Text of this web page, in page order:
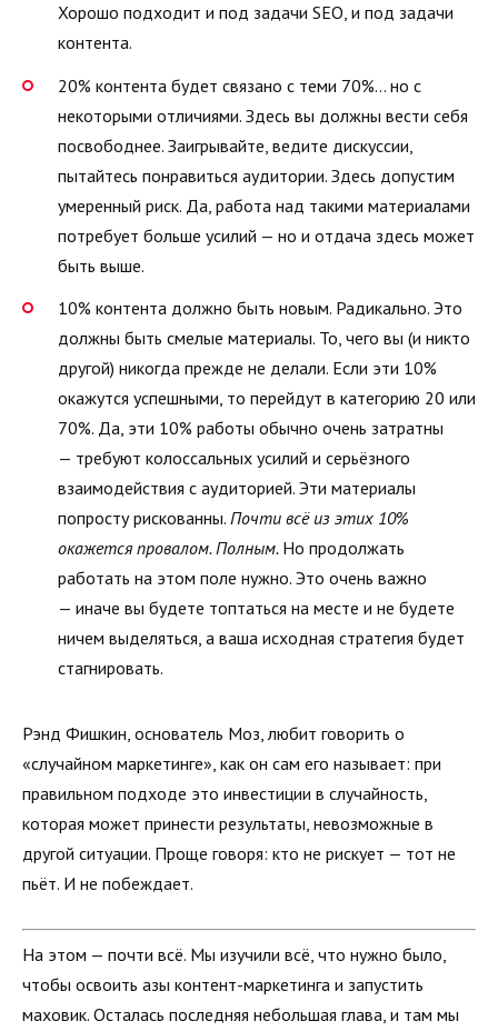
Хорошо подходит и под задачи SEO, и под задачи
контента.
20% контента будет связано с теми 70%… но с
некоторыми отличиями. Здесь вы должны вести себя
посвободнее. Заигрывайте, ведите дискуссии,
пытайтесь понравиться аудитории. Здесь допустим
умеренный риск. Да, работа над такими материалами
потребует больше усилий — но и отдача здесь может
быть выше.
10% контента должно быть новым. Радикально. Это
должны быть смелые материалы. То, чего вы (и никто
другой) никогда прежде не делали. Если эти 10%
окажутся успешными, то перейдут в категорию 20 или
70%. Да, эти 10% работы обычно очень затратны
— требуют колоссальных усилий и серьёзного
взаимодействия с аудиторией. Эти материалы
попросту рискованны. Почти всё из этих 10%
окажется провалом. Полным. Но продолжать
работать на этом поле нужно. Это очень важно
— иначе вы будете топтаться на месте и не будете
ничем выделяться, а ваша исходная стратегия будет
стагнировать.
Рэнд Фишкин, основатель Моз, любит говорить о
«случайном маркетинге», как он сам его называет: при
правильном подходе это инвестиции в случайность,
которая может принести результаты, невозможные в
другой ситуации. Проще говоря: кто не рискует — тот не
пьёт. И не побеждает.
На этом — почти всё. Мы изучили всё, что нужно было,
чтобы освоить азы контент-маркетинга и запустить
маховик. Осталась последняя небольшая глава, и там мы